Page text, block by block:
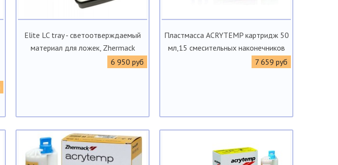
Elite LC tray - cветоотверждаемый
материал для ложек, Zhermack
6 950 руб
Пластмасса ACRYTEMP картридж 50
мл,15 смесительных наконечников
7 659 руб